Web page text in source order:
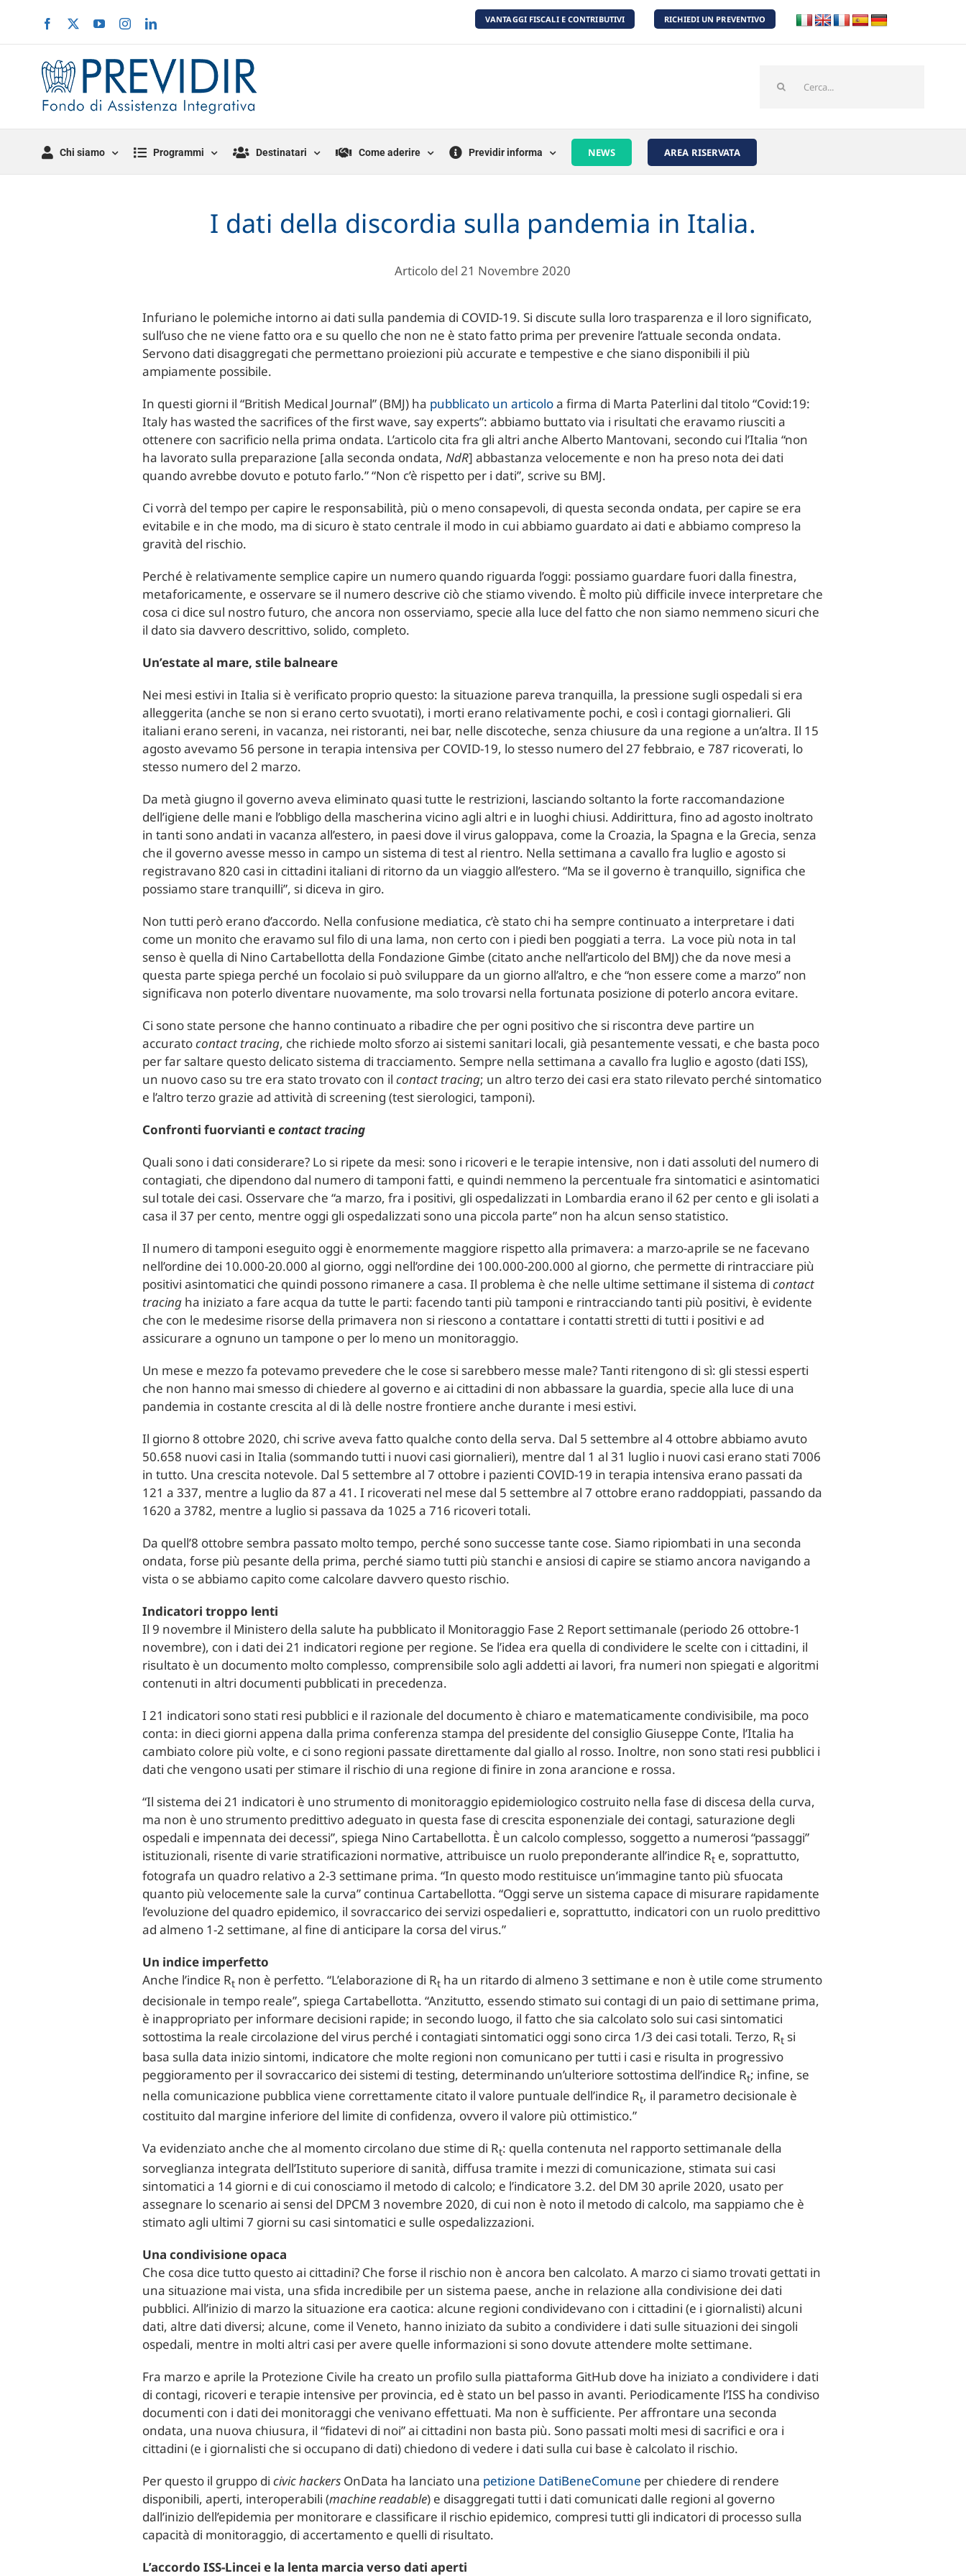
contenuto
Facebook
X YouTubeInstagramLinkedIn VANTAGGI FISCALI E CONTRIBUTIVI RICHIEDI UN PREVENTIVO
per:
Chi siamo Programmi Destinatari Come aderire Previdir informa NEWS AREA RISERVATA
I dati della discordia sulla pandemia in Italia.
Articolo del 21 Novembre 2020
Infuriano le polemiche intorno ai dati sulla pandemia di COVID-19. Si discute sulla loro trasparenza e il loro significato,
sull’uso che ne viene fatto ora e su quello che non ne è stato fatto prima per prevenire l’attuale seconda ondata.
Servono dati disaggregati che permettano proiezioni più accurate e tempestive e che siano disponibili il più
ampiamente possibile.
In questi giorni il “British Medical Journal” (BMJ) ha pubblicato un articoloa firma di Marta Paterlini dal titolo “Covid:19:
Italy has wasted the sacrifices of the first wave, say experts”: abbiamo buttato via i risultati che eravamo riusciti a
ottenere con sacrificio nella prima ondata. L’articolo cita fra gli altri anche Alberto Mantovani, secondo cui l’Italia “non
ha lavorato sulla preparazione [alla seconda ondata,NdR] abbastanza velocemente e non ha preso nota dei dati
quando avrebbe dovuto e potuto farlo.” “Non c’è rispetto per i dati”, scrive su BMJ.
Ci vorrà del tempo per capire le responsabilità, più o meno consapevoli, di questa seconda ondata, per capire se era
evitabile e in che modo, ma di sicuro è stato centrale il modo in cui abbiamo guardato ai dati e abbiamo compreso la
gravità del rischio.
Perché è relativamente semplice capire un numero quando riguarda l’oggi: possiamo guardare fuori dalla finestra,
metaforicamente, e osservare se il numero descrive ciò che stiamo vivendo. È molto più difficile invece interpretare che
cosa ci dice sul nostro futuro, che ancora non osserviamo, specie alla luce del fatto che non siamo nemmeno sicuri che
il dato sia davvero descrittivo, solido, completo.
Un’estate al mare, stile balneare
Nei mesi estivi in Italia si è verificato proprio questo: la situazione pareva tranquilla, la pressione sugli ospedali si era
alleggerita (anche se non si erano certo svuotati), i morti erano relativamente pochi, e così i contagi giornalieri. Gli
italiani erano sereni, in vacanza, nei ristoranti, nei bar, nelle discoteche, senza chiusure da una regione a un’altra. Il 15
agosto avevamo 56 persone in terapia intensiva per COVID-19, lo stesso numero del 27 febbraio, e 787 ricoverati, lo
stesso numero del 2 marzo.
Da metà giugno il governo aveva eliminato quasi tutte le restrizioni, lasciando soltanto la forte raccomandazione
dell’igiene delle mani e l’obbligo della mascherina vicino agli altri e in luoghi chiusi. Addirittura, fino ad agosto inoltrato
in tanti sono andati in vacanza all’estero, in paesi dove il virus galoppava, come la Croazia, la Spagna e la Grecia, senza
che il governo avesse messo in campo un sistema di test al rientro. Nella settimana a cavallo fra luglio e agosto si
registravano 820 casi in cittadini italiani di ritorno da un viaggio all’estero. “Ma se il governo è tranquillo, significa che
possiamo stare tranquilli”, si diceva in giro.
Non tutti però erano d’accordo. Nella confusione mediatica, c’è stato chi ha sempre continuato a interpretare i dati
come un monito che eravamo sul filo di una lama, non certo con i piedi ben poggiati a terra. La voce più nota in tal
senso è quella di Nino Cartabellotta della Fondazione Gimbe (citato anche nell’articolo del BMJ) che da nove mesi a
questa parte spiega perché un focolaio si può sviluppare da un giorno all’altro, e che “non essere come a marzo” non
significava non poterlo diventare nuovamente, ma solo trovarsi nella fortunata posizione di poterlo ancora evitare.
Ci sono state persone che hanno continuato a ribadire che per ogni positivo che si riscontra deve partire un
accuratocontact tracing, che richiede molto sforzo ai sistemi sanitari locali, già pesantemente vessati, e che basta poco
per far saltare questo delicato sistema di tracciamento. Sempre nella settimana a cavallo fra luglio e agosto (dati ISS),
un nuovo caso su tre era stato trovato con ilcontact tracing; un altro terzo dei casi era stato rilevato perché sintomatico
e l’altro terzo grazie ad attività di screening (test sierologici, tamponi).
Confronti fuorvianti econtact tracing
Quali sono i dati considerare? Lo si ripete da mesi: sono i ricoveri e le terapie intensive, non i dati assoluti del numero di
contagiati, che dipendono dal numero di tamponi fatti, e quindi nemmeno la percentuale fra sintomatici e asintomatici
sul totale dei casi. Osservare che “a marzo, fra i positivi, gli ospedalizzati in Lombardia erano il 62 per cento e gli isolati a
casa il 37 per cento, mentre oggi gli ospedalizzati sono una piccola parte” non ha alcun senso statistico.
Il numero di tamponi eseguito oggi è enormemente maggiore rispetto alla primavera: a marzo-aprile se ne facevano
nell’ordine dei 10.000-20.000 al giorno, oggi nell’ordine dei 100.000-200.000 al giorno, che permette di rintracciare più
positivi asintomatici che quindi possono rimanere a casa. Il problema è che nelle ultime settimane il sistema dicontact
tracing ha iniziato a fare acqua da tutte le parti: facendo tanti più tamponi e rintracciando tanti più positivi, è evidente
che con le medesime risorse della primavera non si riescono a contattare i contatti stretti di tutti i positivi e ad
assicurare a ognuno un tampone o per lo meno un monitoraggio.
Un mese e mezzo fa potevamo prevedere che le cose si sarebbero messe male? Tanti ritengono di sì: gli stessi esperti
che non hanno mai smesso di chiedere al governo e ai cittadini di non abbassare la guardia, specie alla luce di una
pandemia in costante crescita al di là delle nostre frontiere anche durante i mesi estivi.
Il giorno 8 ottobre 2020, chi scrive aveva fatto qualche conto della serva. Dal 5 settembre al 4 ottobre abbiamo avuto
50.658 nuovi casi in Italia (sommando tutti i nuovi casi giornalieri), mentre dal 1 al 31 luglio i nuovi casi erano stati 7006
in tutto. Una crescita notevole. Dal 5 settembre al 7 ottobre i pazienti COVID-19 in terapia intensiva erano passati da
121 a 337, mentre a luglio da 87 a 41. I ricoverati nel mese dal 5 settembre al 7 ottobre erano raddoppiati, passando da
1620 a 3782, mentre a luglio si passava da 1025 a 716 ricoveri totali.
Da quell’8 ottobre sembra passato molto tempo, perché sono successe tante cose. Siamo ripiombati in una seconda
ondata, forse più pesante della prima, perché siamo tutti più stanchi e ansiosi di capire se stiamo ancora navigando a
vista o se abbiamo capito come calcolare davvero questo rischio.
Indicatori troppo lenti
Il 9 novembre il Ministero della salute ha pubblicato il Monitoraggio Fase 2 Report settimanale (periodo 26 ottobre-1
novembre), con i dati dei 21 indicatori regione per regione. Se l’idea era quella di condividere le scelte con i cittadini, il
risultato è un documento molto complesso, comprensibile solo agli addetti ai lavori, fra numeri non spiegati e algoritmi
contenuti in altri documenti pubblicati in precedenza.
I 21 indicatori sono stati resi pubblici e il razionale del documento è chiaro e matematicamente condivisibile, ma poco
conta: in dieci giorni appena dalla prima conferenza stampa del presidente del consiglio Giuseppe Conte, l’Italia ha
cambiato colore più volte, e ci sono regioni passate direttamente dal giallo al rosso. Inoltre, non sono stati resi pubblici i
dati che vengono usati per stimare il rischio di una regione di finire in zona arancione e rossa.
“Il sistema dei 21 indicatori è uno strumento di monitoraggio epidemiologico costruito nella fase di discesa della curva,
ma non è uno strumento predittivo adeguato in questa fase di crescita esponenziale dei contagi, saturazione degli
ospedali e impennata dei decessi”, spiega Nino Cartabellotta. È un calcolo complesso, soggetto a numerosi “passaggi”
istituzionali, risente di varie stratificazioni normative, attribuisce un ruolo preponderante all’indice Rt e, soprattutto,
fotografa un quadro relativo a 2-3 settimane prima. “In questo modo restituisce un’immagine tanto più sfuocata
quanto più velocemente sale la curva” continua Cartabellotta. “Oggi serve un sistema capace di misurare rapidamente
l’evoluzione del quadro epidemico, il sovraccarico dei servizi ospedalieri e, soprattutto, indicatori con un ruolo predittivo
ad almeno 1-2 settimane, al fine di anticipare la corsa del virus.”
Un indice imperfetto
Anche l’indice Rt non è perfetto. “L’elaborazione di Rt ha un ritardo di almeno 3 settimane e non è utile come strumento
decisionale in tempo reale”, spiega Cartabellotta. “Anzitutto, essendo stimato sui contagi di un paio di settimane prima,
è inappropriato per informare decisioni rapide; in secondo luogo, il fatto che sia calcolato solo sui casi sintomatici
sottostima la reale circolazione del virus perché i contagiati sintomatici oggi sono circa 1/3 dei casi totali. Terzo, Rt si
basa sulla data inizio sintomi, indicatore che molte regioni non comunicano per tutti i casi e risulta in progressivo
peggioramento per il sovraccarico dei sistemi di testing, determinando un’ulteriore sottostima dell’indice Rt; infine, se
nella comunicazione pubblica viene correttamente citato il valore puntuale dell’indice Rt, il parametro decisionale è
costituito dal margine inferiore del limite di confidenza, ovvero il valore più ottimistico.”
Va evidenziato anche che al momento circolano due stime di Rt: quella contenuta nel rapporto settimanale della
sorveglianza integrata dell’Istituto superiore di sanità, diffusa tramite i mezzi di comunicazione, stimata sui casi
sintomatici a 14 giorni e di cui conosciamo il metodo di calcolo; e l’indicatore 3.2. del DM 30 aprile 2020, usato per
assegnare lo scenario ai sensi del DPCM 3 novembre 2020, di cui non è noto il metodo di calcolo, ma sappiamo che è
stimato agli ultimi 7 giorni su casi sintomatici e sulle ospedalizzazioni.
Una condivisione opaca
Che cosa dice tutto questo ai cittadini? Che forse il rischio non è ancora ben calcolato. A marzo ci siamo trovati gettati in
una situazione mai vista, una sfida incredibile per un sistema paese, anche in relazione alla condivisione dei dati
pubblici. All’inizio di marzo la situazione era caotica: alcune regioni condividevano con i cittadini (e i giornalisti) alcuni
dati, altre dati diversi; alcune, come il Veneto, hanno iniziato da subito a condividere i dati sulle situazioni dei singoli
ospedali, mentre in molti altri casi per avere quelle informazioni si sono dovute attendere molte settimane.
Fra marzo e aprile la Protezione Civile ha creato un profilo sulla piattaforma GitHub dove ha iniziato a condividere i dati
di contagi, ricoveri e terapie intensive per provincia, ed è stato un bel passo in avanti. Periodicamente l’ISS ha condiviso
documenti con i dati dei monitoraggi che venivano effettuati. Ma non è sufficiente. Per affrontare una seconda
ondata, una nuova chiusura, il “fidatevi di noi” ai cittadini non basta più. Sono passati molti mesi di sacrifici e ora i
cittadini (e i giornalisti che si occupano di dati) chiedono di vedere i dati sulla cui base è calcolato il rischio.
Per questo il gruppo di civic hackers OnData ha lanciato una petizione DatiBeneComune per chiedere di rendere
disponibili, aperti, interoperabili (machine readable) e disaggregati tutti i dati comunicati dalle regioni al governo
dall’inizio dell’epidemia per monitorare e classificare il rischio epidemico, compresi tutti gli indicatori di processo sulla
capacità di monitoraggio, di accertamento e quelli di risultato.
L’accordo ISS-Lincei e la lenta marcia verso dati aperti